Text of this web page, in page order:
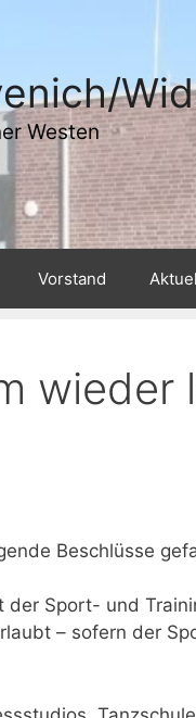
Westen
Vorstand
wieder
Beschlüsse
der Sport- und
– sofern der